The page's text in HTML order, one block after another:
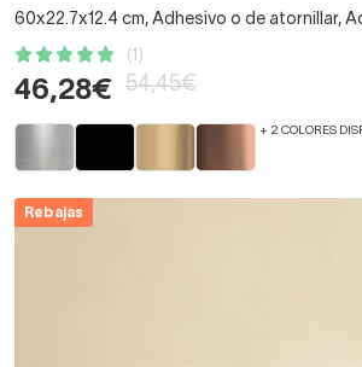
60x22.7x12.4 cm, Adhesivo o de atornillar,
(1)
46,28€ 54,45€
+ 2 COLORES
Rebajas